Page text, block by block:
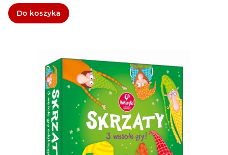
Do koszyka